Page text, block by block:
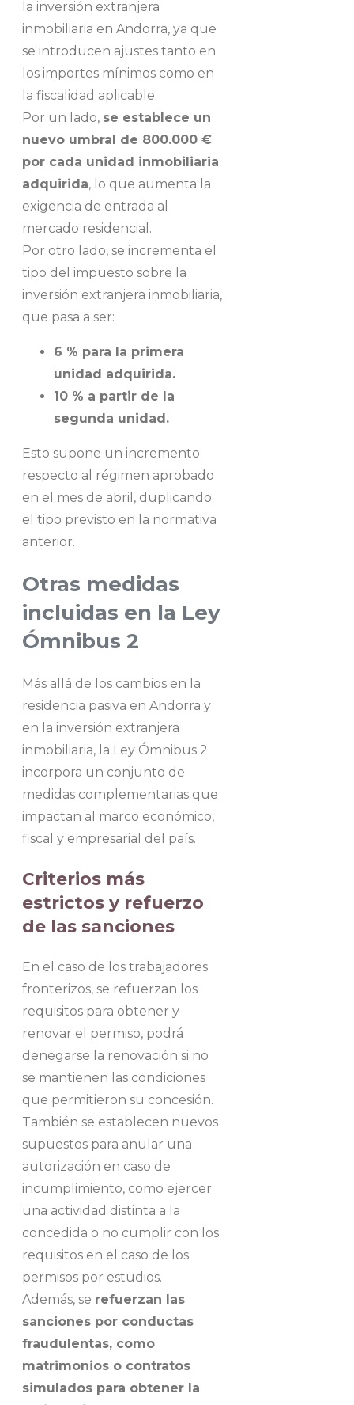
la inversión extranjera
inmobiliaria en Andorra, ya que
se introducen ajustes tanto en
los importes mínimos como en
la fiscalidad aplicable.
Por un lado, se establece un
nuevo umbral de 800.000 €
por cada unidad inmobiliaria
adquirida, lo que aumenta la
exigencia de entrada al
mercado residencial.
Por otro lado, se incrementa el
tipo del impuesto sobre la
inversión extranjera inmobiliaria,
que pasa a ser:
6 % para la primera
unidad adquirida.
10 % a partir de la
segunda unidad.
Esto supone un incremento
respecto al régimen aprobado
en el mes de abril, duplicando
el tipo previsto en la normativa
anterior.
Otras medidas
incluidas en la Ley
Ómnibus 2
Más allá de los cambios en la
residencia pasiva en Andorra y
en la inversión extranjera
inmobiliaria, la Ley Ómnibus 2
incorpora un conjunto de
medidas complementarias que
impactan al marco económico,
fiscal y empresarial del país.
Criterios más
estrictos y refuerzo
de las sanciones
En el caso de los trabajadores
fronterizos, se refuerzan los
requisitos para obtener y
renovar el permiso, podrá
denegarse la renovación si no
se mantienen las condiciones
que permitieron su concesión.
También se establecen nuevos
supuestos para anular una
autorización en caso de
incumplimiento, como ejercer
una actividad distinta a la
concedida o no cumplir con los
requisitos en el caso de los
permisos por estudios.
Además, se refuerzan las
sanciones por conductas
fraudulentas, como
matrimonios o contratos
simulados para obtener la